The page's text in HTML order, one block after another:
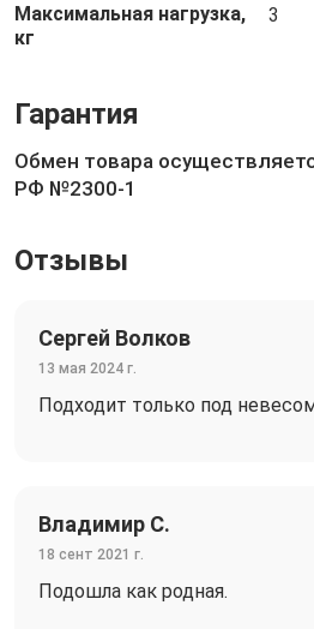
Максимальная нагрузка,
кг
3
Гарантия
Обмен товара
РФ №2300-1
Отзывы
Сергей Волков
13 мая 2024 г.
Подходит только под
Владимир С.
18 сент 2021 г.
Подошла как родная.